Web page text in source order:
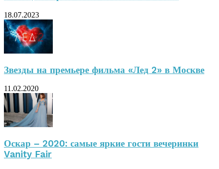
18.07.2023
Звезды на премьере фильма «Лед 2» в Москве
11.02.2020
Оскар – 2020: самые яркие гости вечеринки
Vanity Fair